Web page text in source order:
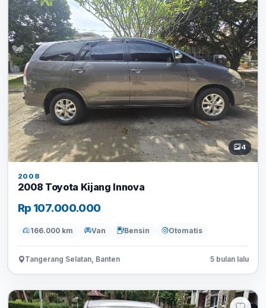
4
2008
2008 Toyota Kijang Innova
Rp 107.000.000
166.000 km Van Bensin Otomatis
Tangerang Selatan, Banten 5 bulan lalu